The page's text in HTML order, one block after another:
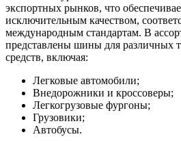
экспортных рынков, что
исключительным качеством,
международным стандартам. В
представлены шины для различных
средств, включая:
Легковые автомобили;
Внедорожники и кроссоверы;
Легкогрузовые фургоны;
Грузовики;
Автобусы.